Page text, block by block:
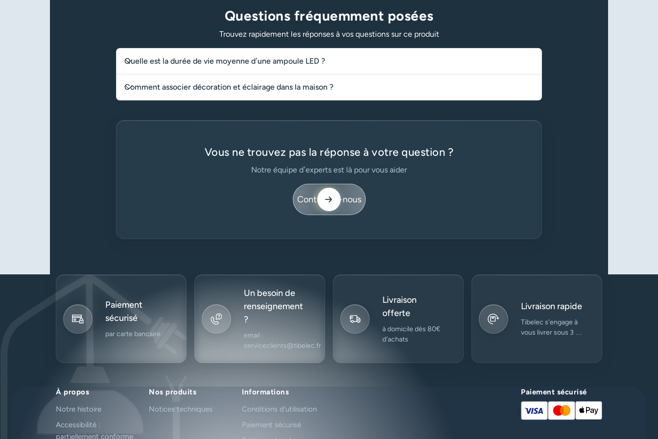
Questions fréquemment posées
Trouvez rapidement les réponses à vos questions sur ce produit
Quelle est la durée de vie moyenne d’une ampoule LED ?
Comment associer décoration et éclairage dans la maison ?
Vous ne trouvez pas la réponse à votre question ?
Notre équipe d’experts est là pour vous aider
Contactez-nous
Paiement
sécurisé
par carte bancaire
Un besoin de
renseignement
?
email :
serviceclients@tibelec.fr
Livraison
offerte
à domicile dès 80€
d’achats
Livraison rapide
Tibelec s'engage à
vous livrer sous 3 à
À propos
Notre histoire
Accessibilité :
partiellement conforme
Nos produits
Notices techniques
Informations
Conditions d'utilisation
Paiement sécurisé
Paiement sécurisé